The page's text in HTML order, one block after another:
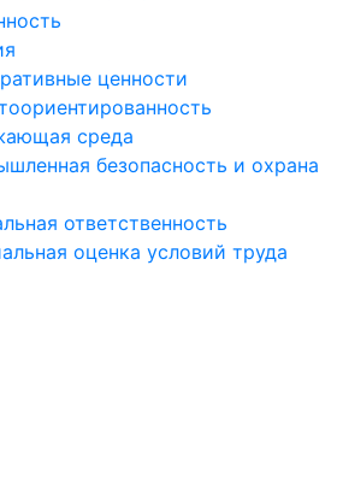
ценности
среда
безопасность и охрана
ответственность
оценка условий труда